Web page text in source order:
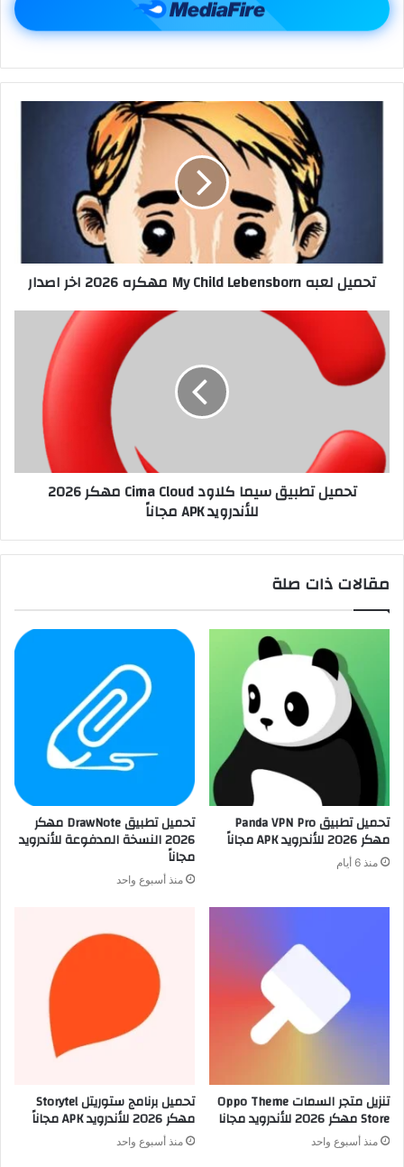
تحميل لعبه My Child Lebensborn مهكره 2026 اخر اصدار
تحميل تطبيق سيما كلاود Cima Cloud مهكر 2026
للأندرويد APK مجاناً
مقالات ذات صلة
تحميل تطبيق Panda VPN Pro
مهكر 2026 للأندرويد APK مجاناً
منذ 6 أيام
تحميل تطبيق DrawNote مهكر
2026 النسخة المدفوعة للأندرويد
مجاناً
منذ أسبوع واحد
تنزيل متجر السمات Oppo Theme
Store مهكر 2026 للأندرويد مجانا
منذ أسبوع واحد
تحميل برنامج ستوريتل Storytel
مهكر 2026 للأندرويد APK مجاناً
منذ أسبوع واحد